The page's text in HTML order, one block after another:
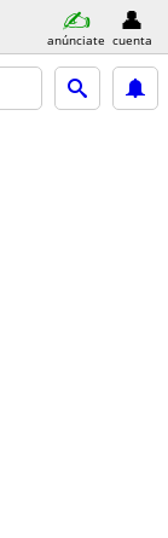
anúnciate cuenta